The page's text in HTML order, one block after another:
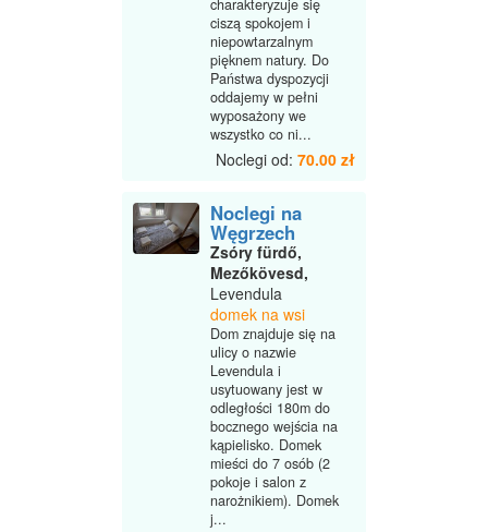
charakteryzuje się
ciszą spokojem i
niepowtarzalnym
pięknem natury. Do
Państwa dyspozycji
oddajemy w pełni
wyposażony we
wszystko co ni...
Noclegi od: 70.00 zł
Noclegi na
Węgrzech
Zsóry fürdő,
Mezőkövesd,
Levendula
domek na wsi
Dom znajduje się na
ulicy o nazwie
Levendula i
usytuowany jest w
odległości 180m do
bocznego wejścia na
kąpielisko. Domek
mieści do 7 osób (2
pokoje i salon z
narożnikiem). Domek
j...